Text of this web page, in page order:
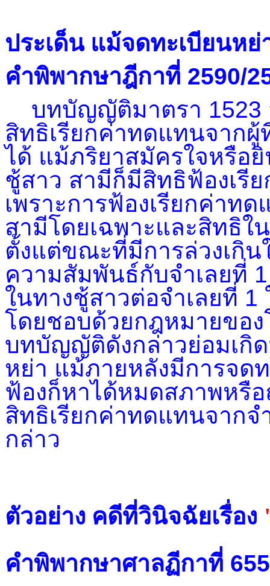
ประเด็น แม้จดทะเบียนห
คำพิพากษาฎีกาที่ 2590/
บทบัญญัติมาตรา 1523
สิทธิเรียกค่าทดแทนจากผู้
ได้ แม้ภริยาสมัครใจหรือ
ชู้สาว สามีก็มีสิทธิฟ้องเรี
เพราะการฟ้องเรียกค่าท
สามีโดยเฉพาะและสิทธิใ
ตั้งแต่ขณะที่มีการล่วงเกิน
ความสัมพันธ์กับจำเลยที่
ในทางชู้สาวต่อจำเลยที่
โดยชอบด้วยกฎหมายขอ
บทบัญญัติดังกล่าวย่อมเกิ
หย่า แม้ภายหลังมีการจด
ฟ้องก็หาได้หมดสภาพหรื
สิทธิเรียกค่าทดแทนจาก
กล่าว
ตัวอย่าง คดีที่วินิจฉัยเรื่อง
คำพิพากษาศาลฏีกาที่